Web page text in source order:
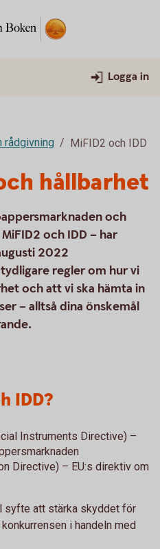
Logga in
rådgivning
MiFID2 och IDD
hållbarhet
och
och IDD – har
2022
regler om hur vi
och att vi ska hämta in
– alltså dina önskemål
IDD?
Instruments Directive) –
Directive) – EU:s direktiv om
syfte att stärka skyddet för
i handeln med